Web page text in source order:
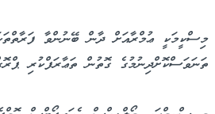
މިސްކީމަކީ ޢުމްރާއަށް ދާން ބޭނުންވާ
ތަނަވަސްކޮށްދިނުމުގެ ގޮތުން ތަޢާރަފްކުރި